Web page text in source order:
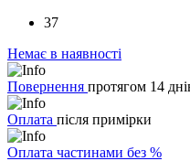
37
Немає в наявності
Повернення протягом 14
Оплата після примірки
Оплата частинами без %